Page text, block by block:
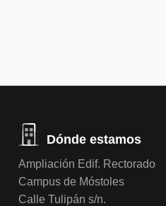
Dónde estamos
Ampliación Edif. Rectorado
Campus de Móstoles
Calle Tulipán s/n.